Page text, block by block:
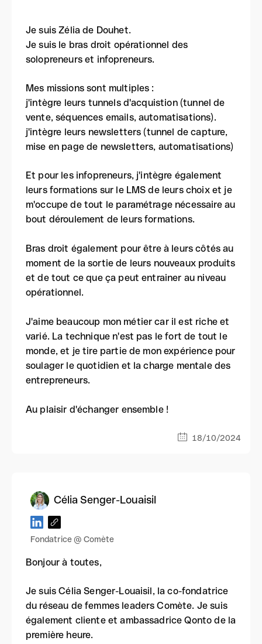
Je suis Zélia de Douhet.
Je suis le bras droit opérationnel des
solopreneurs et infopreneurs.
Mes missions sont multiples :
j'intègre leurs tunnels d'acquistion (tunnel de
vente, séquences emails, automatisations).
j'intègre leurs newsletters (tunnel de capture,
mise en page de newsletters, automatisations)
Et pour les infopreneurs, j'intègre également
leurs formations sur le LMS de leurs choix et je
m'occupe de tout le paramétrage nécessaire au
bout déroulement de leurs formations.
Bras droit également pour être à leurs côtés au
moment de la sortie de leurs nouveaux produits
et de tout ce que ça peut entrainer au niveau
opérationnel.
J'aime beaucoup mon métier car il est riche et
varié. La technique n'est pas le fort de tout le
monde, et je tire partie de mon expérience pour
soulager le quotidien et la charge mentale des
entrepreneurs.
Au plaisir d'échanger ensemble !
18/10/2024
Célia Senger-Louaisil
Fondatrice @ Comète
Bonjour à toutes,
Je suis Célia Senger-Louaisil, la co-fondatrice
du réseau de femmes leaders Comète. Je suis
également cliente et ambassadrice Qonto de la
première heure.